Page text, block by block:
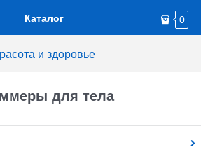
Каталог 0
и здоровье
для тела